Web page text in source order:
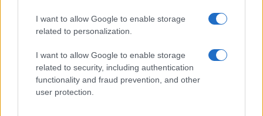
I want to allow Google to enable storage
related to personalization.
I want to allow Google to enable storage
related to security, including authentication
functionality and fraud prevention, and other
user protection.
435.000 Ft (új)
Apple Watch Ultra 3